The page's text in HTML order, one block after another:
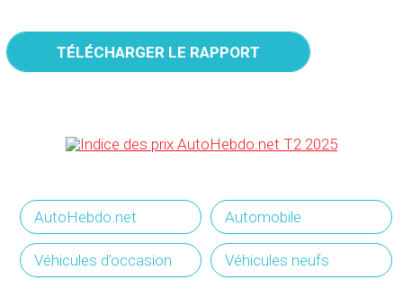
TÉLÉCHARGER LE RAPPORT
AutoHebdo.net Automobile
Véhicules d’occasion Véhicules neufs